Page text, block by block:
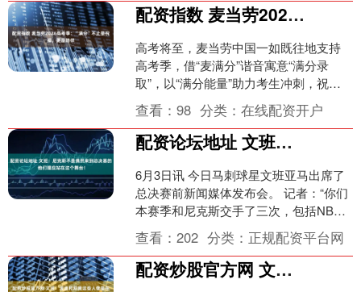
配资指数 麦当劳2026高考季：“满分”不止是祝福，更是陪伴
高考将至，麦当劳中国一如既往地支持
高考季，借“麦满分”谐音寓意“满分录
取”，以“满分能量”助力考生冲刺，祝愿
学子们每一步都“麦”向满分。 这份承载着
美好祝愿的“....
查看：98 分类：在线配资开户
配资论坛地址 文班：尼克斯不是偶然来到总决赛的 他们理应站在这个舞台！
6月3日讯 今日马刺球星文班亚马出席了
总决赛前新闻媒体发布会。 记者：“你们
本赛季和尼克斯交手了三次，包括NBA
杯决赛，我想知道你对这次总决赛的对
决有什么看法？....
查看：202 分类： 正规配资平台网
配资炒股官方网 文班：波波和邓肯这些人像是在托举着我们 引导我们走向正确方向